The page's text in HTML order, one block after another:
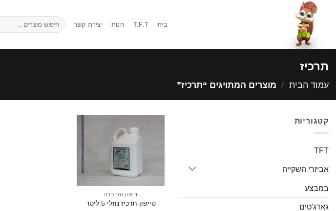
content
בית T.F.T חנות יצירת קשר
חיפוש
עבור:
תרכיז
עמוד הבית / מוצרים המתויגים “תרכיז”
קטגוריות
TFT
אביזרי השקייה
במבצע
גאדג'טים
הוסף
לרשימת
המשאלות
דישון והדברה
טייפון תרכיז נוזלי 5 ליטר